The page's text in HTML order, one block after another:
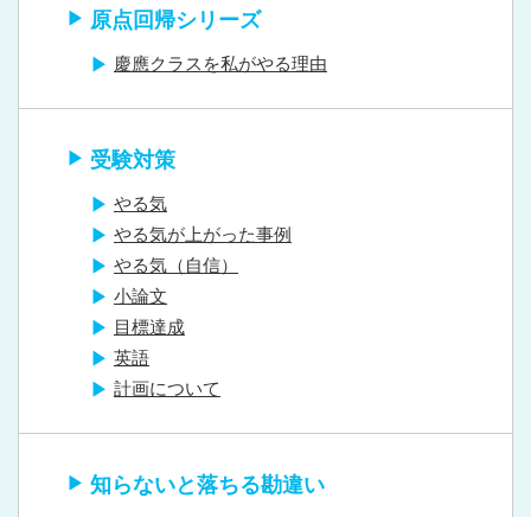
原点回帰シリーズ
慶應クラスを私がやる理由
受験対策
やる気
やる気が上がった事例
やる気（自信）
小論文
目標達成
英語
計画について
知らないと落ちる勘違い